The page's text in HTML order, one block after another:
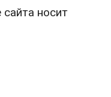
носит